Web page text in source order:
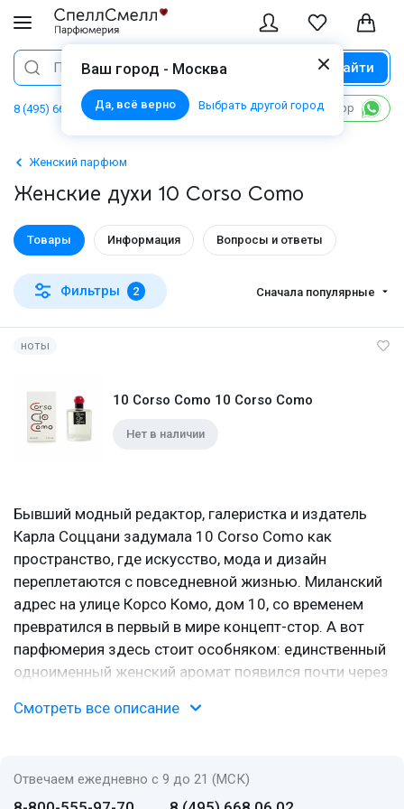
Ваш город - Москва
Да, всё верно Выбрать другой город
Поиск Найти
8 (495) 668 06 02 Написать в WhatsApp
Женский парфюм
Женские духи 10 Corso Como
Товары Информация Вопросы и ответы
Фильтры 2 Сначала популярные
ноты
10 Corso Como 10 Corso Como
Нет в наличии
Бывший модный редактор, галеристка и издатель
Карла Соццани задумала 10 Corso Como как
пространство, где искусство, мода и дизайн
переплетаются с повседневной жизнью. Миланский
адрес на улице Корсо Комо, дом 10, со временем
превратился в первый в мире концепт-стор. А вот
парфюмерия здесь стоит особняком: единственный
одноименный женский аромат появился почти через
культовым среди ценительниц нишевых
Рожденный на миланских задворках
Смотреть все описание
Отвечаем ежедневно с 9 до 21 (МСК)